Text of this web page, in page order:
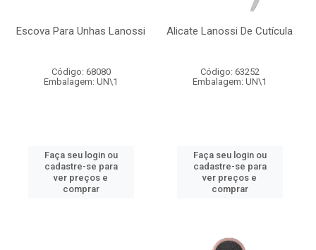
Escova Para Unhas Lanossi
Código: 68080
Embalagem: UN\1
Faça seu login ou
cadastre-se para
ver preços e
comprar
Alicate Lanossi De Cutícula
Código: 63252
Embalagem: UN\1
Faça seu login ou
cadastre-se para
ver preços e
comprar